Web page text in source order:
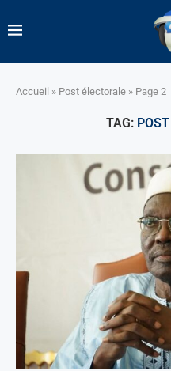
Accueil » Post électorale » Page 2
TAG: